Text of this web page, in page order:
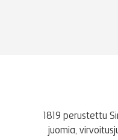
1819 perustettu
juomia,